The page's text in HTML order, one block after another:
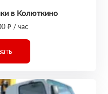
в Колюткино
₽ / час